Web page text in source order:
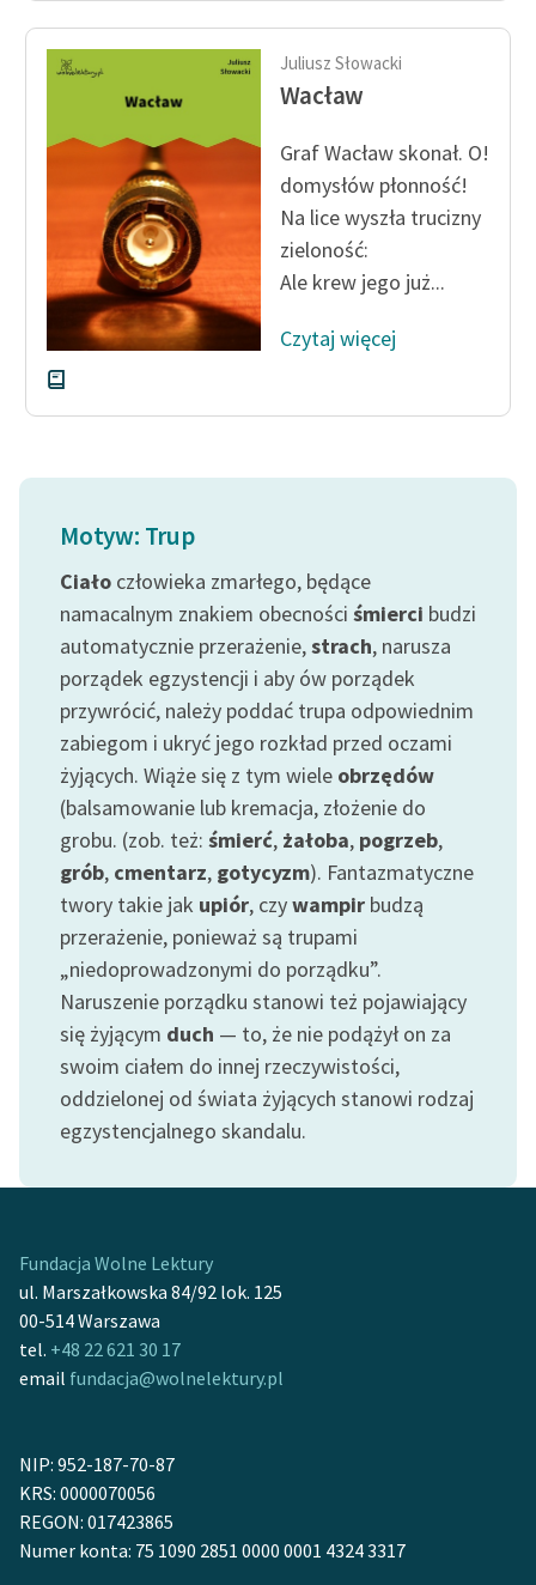
Juliusz Słowacki
Wacław
Graf Wacław skonał. O!
domysłów płonność!
Na lice wyszła trucizny
zieloność:
Ale krew jego już...
Czytaj więcej
Motyw: Trup
Ciało człowieka zmarłego, będące
namacalnym znakiem obecności śmierci budzi
automatycznie przerażenie,strach, narusza
porządek egzystencji i aby ów porządek
przywrócić, należy poddać trupa odpowiednim
zabiegom i ukryć jego rozkład przed oczami
żyjących. Wiąże się z tym wiele obrzędów
(balsamowanie lub kremacja, złożenie do
grobu. (zob. też: śmierć, żałoba, pogrzeb,
grób, cmentarz, gotycyzm). Fantazmatyczne
twory takie jak upiór, czywampir budzą
przerażenie, ponieważ są trupami
„niedoprowadzonymi do porządku”.
Naruszenie porządku stanowi też pojawiający
się żyjącym duch — to, że nie podążył on za
swoim ciałem do innej rzeczywistości,
oddzielonej od świata żyjących stanowi rodzaj
egzystencjalnego skandalu.
Fundacja Wolne Lektury
ul. Marszałkowska 84/92 lok. 125
00-514 Warszawa
tel. +48 22 621 30 17
email fundacja@wolnelektury.pl
NIP: 952-187-70-87
KRS: 0000070056
REGON: 017423865
Numer konta: 75 1090 2851 0000 0001 4324 3317